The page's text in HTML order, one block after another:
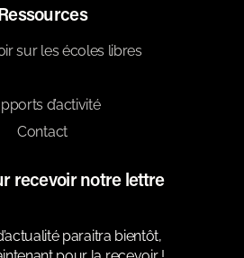
sur les écoles libres
d’activité
Contact
recevoir notre lettre
paraitra bientôt,